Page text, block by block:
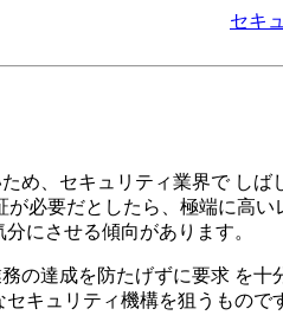
セキ
め、セキュリティ業界で し
必要だとしたら、極端に高
にさせる傾向があります。
の達成を防たげずに要求 を
キュリティ機構を狙うもので